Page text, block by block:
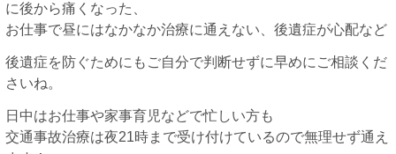
に後から痛くなった、
お仕事で昼にはなかなか治療に通えない、後遺症が心配など
後遺症を防ぐためにもご自分で判断せずに早めにご相談くだ
さいね。
日中はお仕事や家事育児などで忙しい方も
交通事故治療は夜21時まで受け付けているので無理せず通え